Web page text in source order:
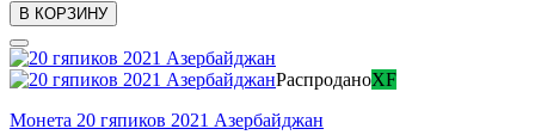
В КОРЗИНУ
РаспроданоXF
Монета 20 гяпиков 2021 Азербайджан